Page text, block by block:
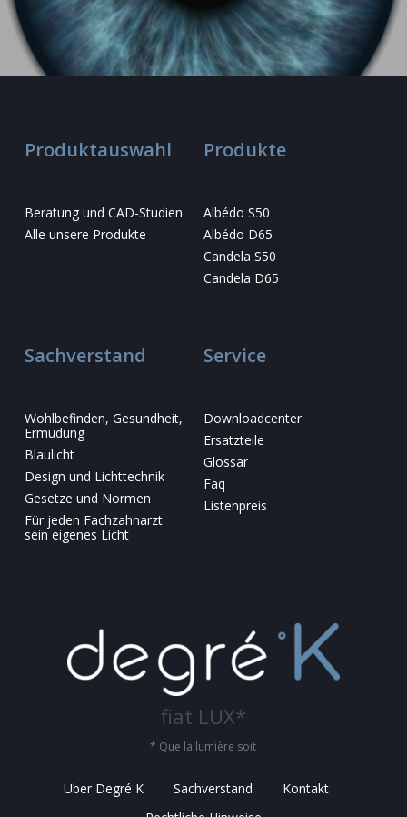
Produktauswahl
Beratung und CAD-Studien
Alle unsere Produkte
Produkte
Albédo S50
Albédo D65
Candela S50
Candela D65
Sachverstand
Wohlbefinden, Gesundheit,
Ermüdung
Blaulicht
Design und Lichttechnik
Gesetze und Normen
Für jeden Fachzahnarzt
sein eigenes Licht
Service
Downloadcenter
Ersatzteile
Glossar
Faq
Listenpreis
fiat LUX*
* Que la lumière soit
Über Degré K Sachverstand
Kontakt